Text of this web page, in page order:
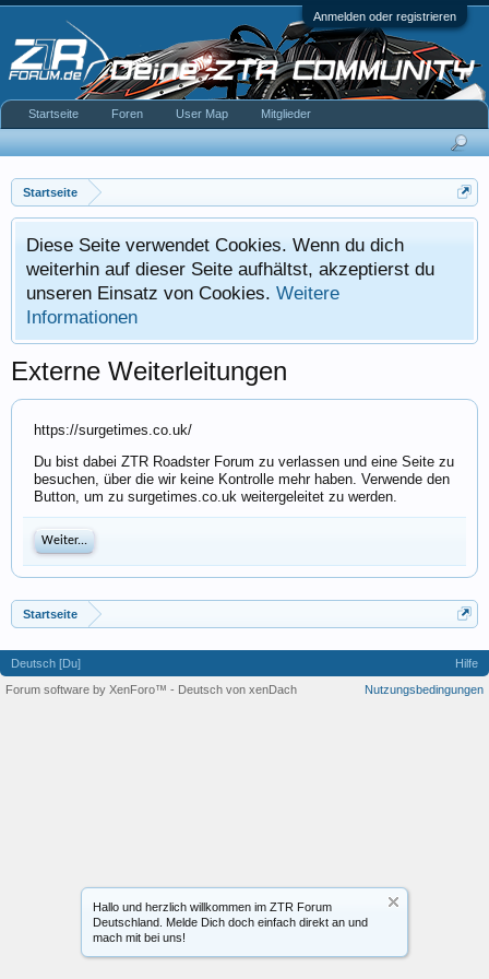
Anmelden oder registrieren
Startseite
Diese Seite verwendet Cookies. Wenn du dich
weiterhin auf dieser Seite aufhältst, akzeptierst du
unseren Einsatz von Cookies. Weitere
Informationen
Hallo und herzlich willkommen im ZTR Forum
Deutschland. Melde Dich doch einfach direkt an und
mach mit bei uns!
Externe Weiterleitungen
https://surgetimes.co.uk/
Du bist dabei ZTR Roadster Forum zu verlassen und eine Seite zu
besuchen, über die wir keine Kontrolle mehr haben. Verwende den
Button, um zu surgetimes.co.uk weitergeleitet zu werden.
Weiter...
Startseite
Startseite Foren User Map Mitglieder
Deutsch [Du]
Hilfe
Nutzungsbedingungen
Forum software by XenForo™ - Deutsch von xenDach